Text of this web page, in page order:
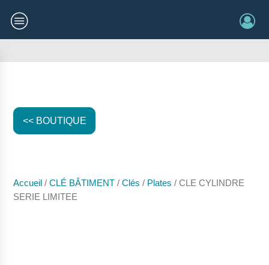
<< BOUTIQUE
Accueil /CLÉ BÂTIMENT /Clés / Plates / CLE CYLINDRE
SERIE LIMITEE